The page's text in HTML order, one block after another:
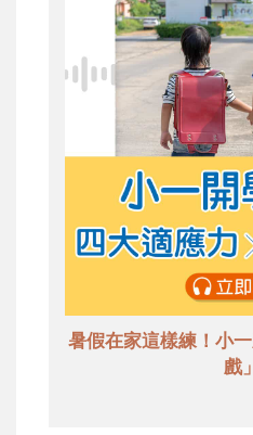
暑假在家這樣練！小
戲」